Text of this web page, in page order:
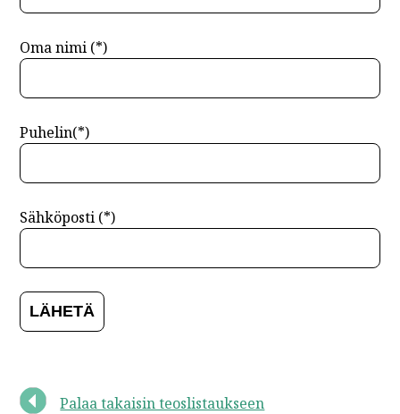
Oma nimi (*)
Puhelin(*)
Sähköposti (*)
Palaa takaisin teoslistaukseen